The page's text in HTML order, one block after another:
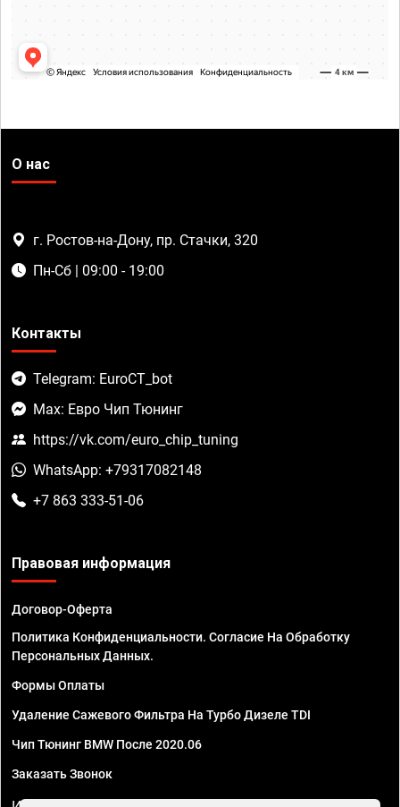
О нас
г. Ростов-на-Дону, пр. Стачки, 320
Пн-Сб | 09:00 - 19:00
Контакты
Telegram: EuroCT_bot
Max: Евро Чип Тюнинг
https://vk.com/euro_chip_tuning
WhatsApp: +79317082148
+7 863 333-51-06
Правовая информация
Договор-Оферта
Политика Конфиденциальности. Согласие На Обработку
Персональных Данных.
Формы Оплаты
Удаление Сажевого Фильтра На Турбо Дизеле TDI
Чип Тюнинг BMW После 2020.06
Заказать Звонок